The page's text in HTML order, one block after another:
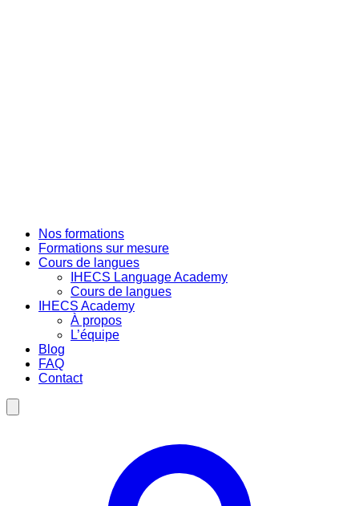
Nos formations
Formations sur mesure
Cours de langues
IHECS Language Academy
Cours de langues
IHECS Academy
À propos
L’équipe
Blog
FAQ
Contact